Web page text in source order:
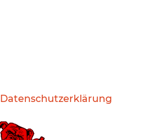
Datenschutzerklärung